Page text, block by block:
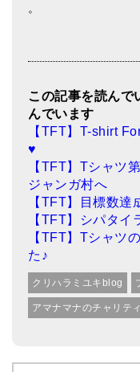
。
この記事を読んで
んでいます
【TFT】T-shirt
♥
【TFT】Tシャツ
ジャンガ村へ
【TFT】目標数達
【TFT】シパタイ
【TFT】Tシャツ
た♪
クリハラミユキblog
アマナマナのチャリティ